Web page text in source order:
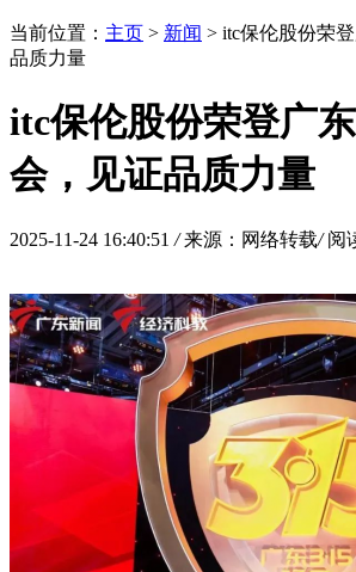
当前位置： 主页 > 新闻 > itc保伦股份荣
品质力量
itc保伦股份荣登广
会，见证品质力量
2025-11-24 16:40:51 / 来源：网络转载/ 阅